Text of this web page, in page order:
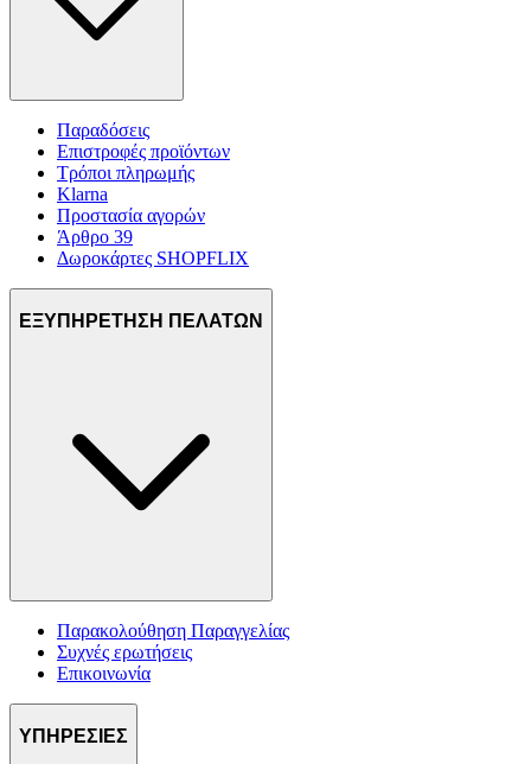
Παραδόσεις
Επιστροφές προϊόντων
Τρόποι πληρωμής
Klarna
Προστασία αγορών
Άρθρο 39
Δωροκάρτες SHOPFLIX
ΕΞΥΠΗΡΕΤΗΣΗ ΠΕΛΑΤΩΝ
Παρακολούθηση Παραγγελίας
Συχνές ερωτήσεις
Επικοινωνία
ΥΠΗΡΕΣΙΕΣ